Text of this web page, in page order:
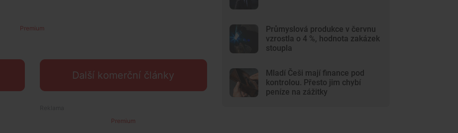
Premium
Další komerční články
Průmyslová produkce v červnu
vzrostla o 4 %, hodnota zakázek
stoupla
Mladí Češi mají finance pod
kontrolou. Přesto jim chybí
peníze na zážitky
Premium